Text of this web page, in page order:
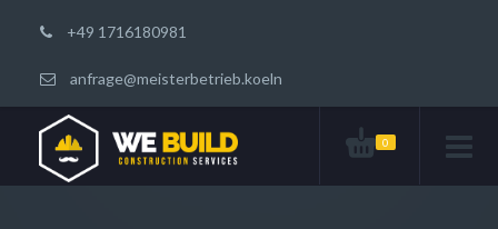
+49 1716180981
anfrage@meisterbetrieb.koeln
0